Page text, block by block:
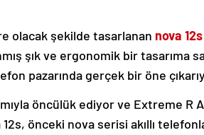
olacak şekilde tasarlanan nova 12s
şık ve ergonomik bir tasarıma
pazarında gerçek bir öne
öncülük ediyor ve Extreme R
12s, önceki nova serisi akıllı